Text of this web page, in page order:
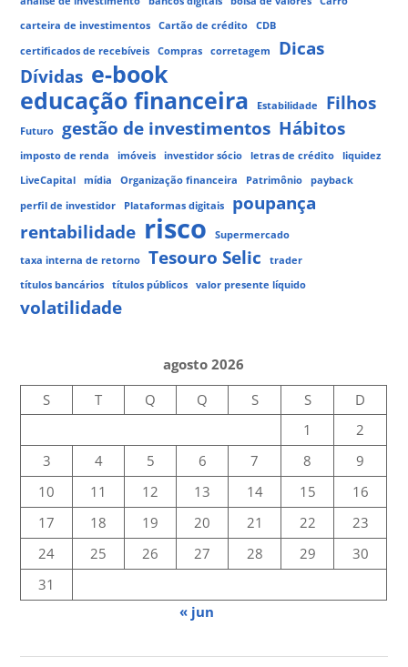
carteira de investimentos
Cartão de crédito
CDB
certificados de recebíveis
Compras corretagem
Dicas
Dívidas e-book
educação financeira
Estabilidade Filhos
Futuro gestão de investimentos Hábitos
imposto de renda imóveis investidor sócio letras de crédito
liquidez
LiveCapital
mídia Organização financeira Patrimônio
payback
perfil de investidor
Plataformas digitais
poupança
rentabilidade risco
Supermercado
taxa interna de retorno
Tesouro Selic
trader
títulos bancários
títulos públicos valor presente líquido
volatilidade
agosto 2026
S
T Q Q S S
D
1
2
3
4 5 6 7 8
9
10
11 12 13 14 15
16
17
18 19 20 21 22
23
24
25 26 27 28 29
30
31
« jun